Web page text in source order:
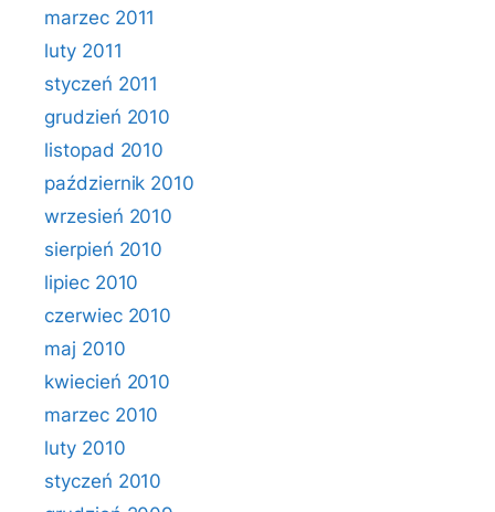
marzec 2011
luty 2011
styczeń 2011
grudzień 2010
listopad 2010
październik 2010
wrzesień 2010
sierpień 2010
lipiec 2010
czerwiec 2010
maj 2010
kwiecień 2010
marzec 2010
luty 2010
styczeń 2010